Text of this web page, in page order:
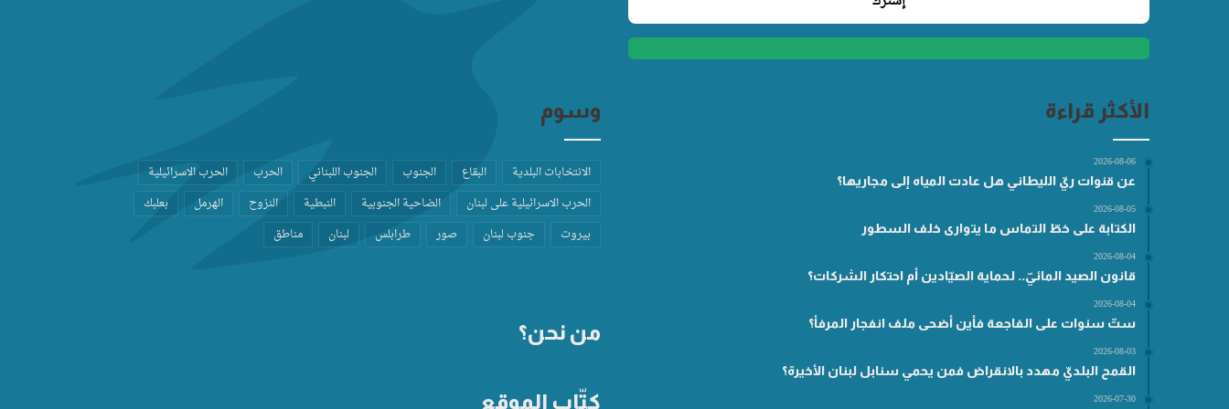
الأكثر قراءة
2026-08-06
عن قنوات ريّ الليطاني هل عادت المياه إلى مجاريها؟
2026-08-05
الكتابة على خطّ التماس ما يتوارى خلف السطور
2026-08-04
قانون الصيد المائيّ.. لحماية الصيّادين أم احتكار الشركات؟
2026-08-04
ستّ سنوات على الفاجعة فأين أضحى ملف انفجار المرفأ؟
2026-08-03
القمح البلديّ مهدد بالانقراض فمن يحمي سنابل لبنان الأخيرة؟
2026-07-30
وسوم
الانتخابات البلدية البقاع الجنوب الجنوب اللبناني الحرب
الحرب الاسرائيلية
الحرب الاسرائيلية على لبنان
الضاحية الجنوبية النبطية النزوح الهرمل
بعلبك
بيروت
جنوب لبنان صور طرابلس لبنان مناطق
من نحن؟
كتّاب الموقع